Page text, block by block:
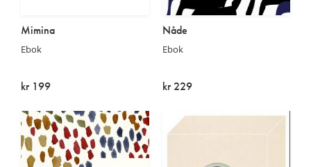
Mimina
Ebok
kr 199
Nåde
Ebok
kr 229